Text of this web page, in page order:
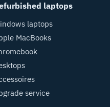
laptops
laptops
MacBooks
service